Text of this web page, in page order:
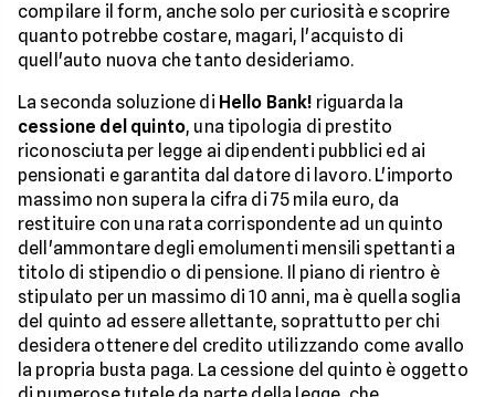
compilare il form, anche solo per curiosità e scoprire
quanto potrebbe costare, magari, l'acquisto di
quell'auto nuova che tanto desideriamo.
La seconda soluzione di Hello Bank! riguarda la
cessione del quinto, una tipologia di prestito
riconosciuta per legge ai dipendenti pubblici ed ai
pensionati e garantita dal datore di lavoro. L'importo
massimo non supera la cifra di 75 mila euro, da
restituire con una rata corrispondente ad un quinto
dell'ammontare degli emolumenti mensili spettanti a
titolo di stipendio o di pensione. Il piano di rientro è
stipulato per un massimo di 10 anni, ma è quella soglia
del quinto ad essere allettante, soprattutto per chi
desidera ottenere del credito utilizzando come avallo
la propria busta paga. La cessione del quinto è oggetto